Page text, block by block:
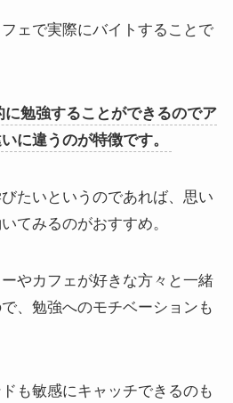
ェで実際にバイトすることで
勉強することができるのでア
に違うのが特徴です。
たいというのであれば、思い
てみるのがおすすめ。
やカフェが好きな方々と一緒
、勉強へのモチベーションも
も敏感にキャッチできるのも